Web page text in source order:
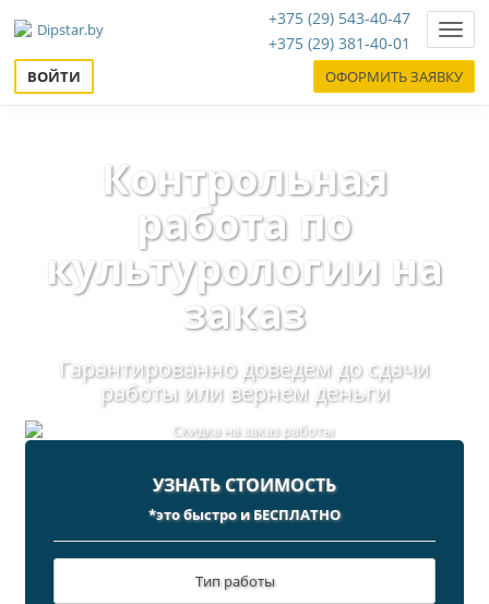
+375 (29) 543-40-47
+375 (29) 381-40-01
ВОЙТИ ОФОРМИТЬ ЗАЯВКУ
Контрольная
работа по
культурологии на
заказ
Гарантированно доведем до сдачи
работы или вернем деньги
УЗНАТЬ СТОИМОСТЬ
*это быстро и БЕСПЛАТНО
Тип работы